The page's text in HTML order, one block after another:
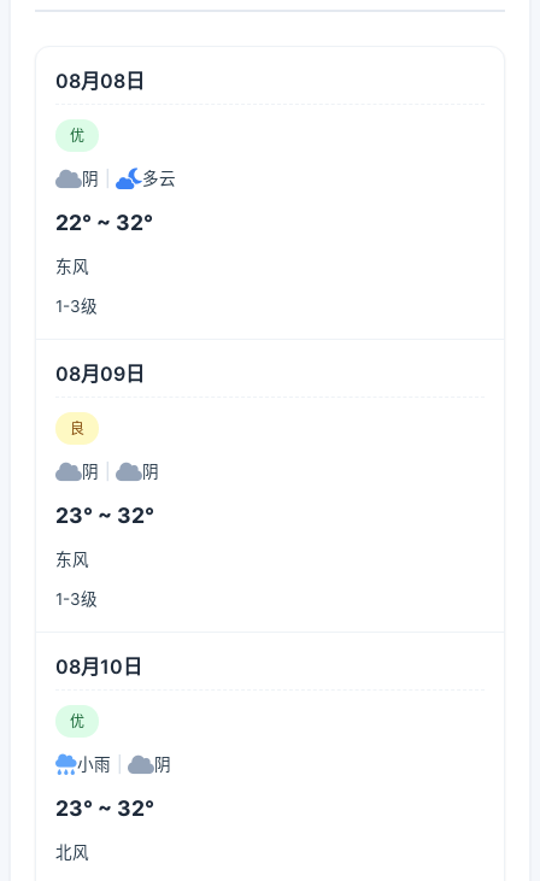
08月08日
优
阴 多云
22° ~ 32°
东风
1-3级
08月09日
良
阴 阴
23° ~ 32°
东风
1-3级
08月10日
优
小雨 阴
23° ~ 32°
北风